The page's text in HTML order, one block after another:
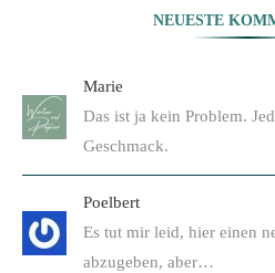
NEUESTE
Marie
Das ist ja kein Problem.
Geschmack.
Poelbert
Es tut mir leid, hier einen
abzugeben, aber…